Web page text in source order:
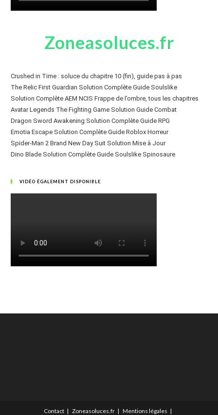
Zoneasoluces.fr
Crushed in Time : soluce du chapitre 10 (fin), guide pas à pas
The Relic First Guardian Solution Complète Guide Soulslike
Solution Complète AEM NCIS Frappe de l’ombre, tous les chapitres
Avatar Legends The Fighting Game Solution Guide Combat
Dragon Sword Awakening Solution Complète Guide RPG
Emotia Escape Solution Complète Guide Roblox Horreur
Spider-Man 2 Brand New Day Suit Solution Mise à Jour
Dino Blade Solution Complète Guide Soulslike Spinosaure
VIDÉO ÉGALEMENT DISPONIBLE
Contact Zoneasoluces.fr
Mentions légales